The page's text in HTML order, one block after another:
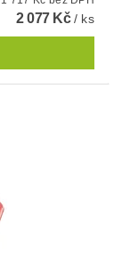
2 077 Kč/ ks